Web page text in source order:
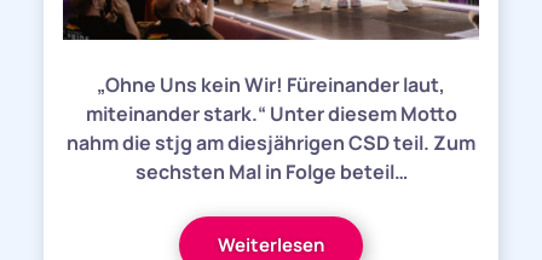
„Ohne Uns kein Wir! Füreinander laut,
miteinander stark.“ Unter diesem Motto
nahm die stjg am diesjährigen CSD teil. Zum
sechsten Mal in Folge beteil…
Weiterlesen